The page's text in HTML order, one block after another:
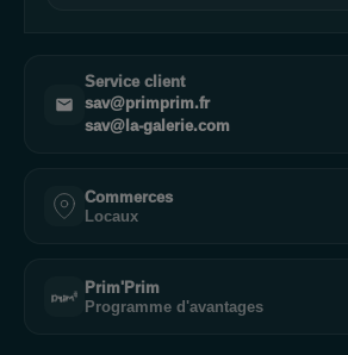
Service client
sav@primprim.fr
sav@la-galerie.com
Commerces
Locaux
Prim'Prim
Programme d'avantages